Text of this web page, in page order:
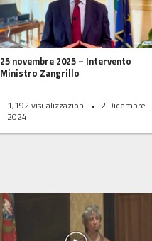
25 novembre 2025 – Intervento
Ministro Zangrillo
1,192visualizzazioni
2 Dicembre
2024